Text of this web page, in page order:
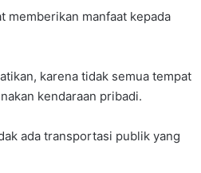
memberikan manfaat kepada
karena tidak semua tempat
kendaraan pribadi.
ada transportasi publik yang